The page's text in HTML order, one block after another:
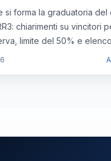
di riserva
si forma la graduatoria del
chiarimenti su vincitori
limite del 50% e